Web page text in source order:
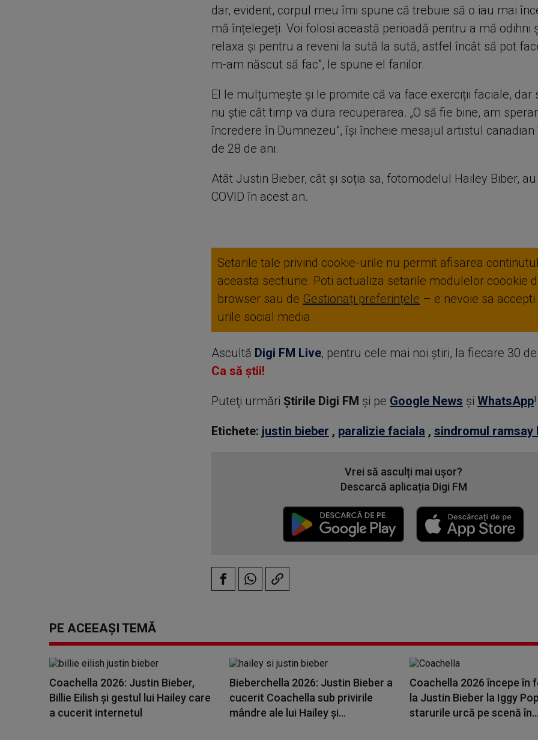
dar, evident, corpul meu îmi spune că trebuie să o iau mai
mă înțelegeți. Voi folosi această perioadă pentru a mă odihni
relaxa și pentru a reveni la sută la sută, astfel încât să pot
m-am născut să fac”, le spune el fanilor.
El le mulțumește și le promite că va face exerciții faciale, dar
nu știe cât timp va dura recuperarea. „O să fie bine, am
încredere în Dumnezeu”, își încheie mesajul artistul
de 28 de ani.
Atât Justin Bieber, cât și soția sa, fotomodelul Hailey Biber,
COVID în acest an.
Setarile tale privind cookie-urile nu permit afisarea
aceasta sectiune. Poti actualiza setarile modulelor coookie
browser sau de Gestionați preferințele – e nevoie sa
urile social media
Ascultă Digi FM Live, pentru cele mai noi știri, la fiecare 30
Ca să știi!
Puteţi urmări Știrile Digi FM şi pe Google News şi WhatsApp!
Etichete: justin bieber , paralizie faciala , sindromul ramsay
Vrei să asculți mai ușor?
Descarcă aplicația Digi FM
PE ACEEAȘI TEMĂ
Coachella 2026: Justin Bieber,
Billie Eilish și gestul lui Hailey care
a cucerit internetul
Bieberchella 2026: Justin Bieber a
cucerit Coachella sub privirile
mândre ale lui Hailey și...
Coachella 2026 începe în
la Justin Bieber la Iggy
starurile urcă pe scenă